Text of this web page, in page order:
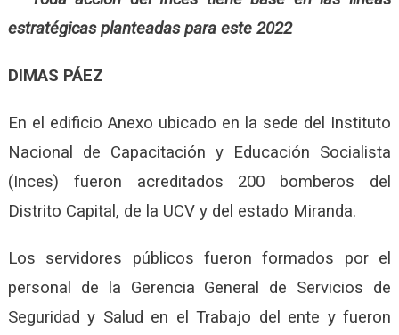
estratégicas planteadas para este 2022
DIMAS PÁEZ
En el edificio Anexo ubicado en la sede del Instituto
Nacional de Capacitación y Educación Socialista
(Inces) fueron acreditados 200 bomberos del
Distrito Capital, de la UCV y del estado Miranda.
Los servidores públicos fueron formados por el
personal de la Gerencia General de Servicios de
Seguridad y Salud en el Trabajo del ente y fueron